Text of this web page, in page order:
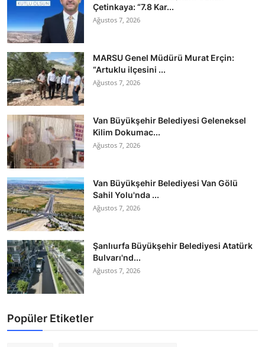
Çetinkaya: “7.8 Kar...
Ağustos 7, 2026
MARSU Genel Müdürü Murat Erçin:
“Artuklu ilçesini ...
Ağustos 7, 2026
Van Büyükşehir Belediyesi Geleneksel
Kilim Dokumac...
Ağustos 7, 2026
Van Büyükşehir Belediyesi Van Gölü
Sahil Yolu'nda ...
Ağustos 7, 2026
Şanlıurfa Büyükşehir Belediyesi Atatürk
Bulvarı'nd...
Ağustos 7, 2026
Popüler Etiketler